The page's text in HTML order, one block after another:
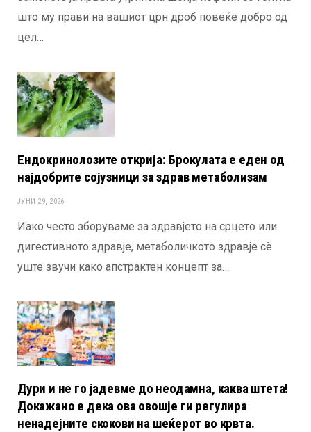
што му прави на вашиот црн дроб повеќе добро од
цел…
Ендокринолозите открија: Брокулата е еден од
најдобрите сојузници за здрав метаболизам
ЈУНИ 29, 2026
Иако често зборуваме за здравјето на срцето или
дигестивното здравје, метаболичкото здравје сè
уште звучи како апстрактен концепт за…
Дури и не го јадевме до неодамна, каква штета!
Докажано е дека ова овошје ги регулира
ненадејните скокови на шеќерот во крвта.